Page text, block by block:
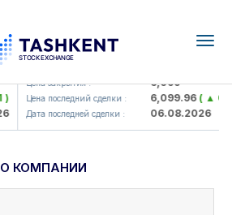
UZMK (<O'zmetkombinat> AJ)
Цена закрытия : 6,099
Цена последний сделки : 6,099.96( ▲
Дата последней сделки : 06.08.2026
КОМПАНИИ